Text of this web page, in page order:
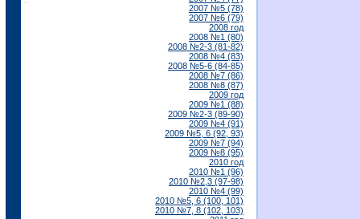
2007 №5 (78)
2007 №6 (79)
2008 год
2008 №1 (80)
2008 №2-3 (81-82)
2008 №4 (83)
2008 №5-6 (84-85)
2008 №7 (86)
2008 №8 (87)
2009 год
2009 №1 (88)
2009 №2-3 (89-90)
2009 №4 (91)
2009 №5, 6 (92, 93)
2009 №7 (94)
2009 №8 (95)
2010 год
2010 №1 (96)
2010 №2,3 (97-98)
2010 №4 (99)
2010 №5, 6 (100, 101)
2010 №7, 8 (102, 103)